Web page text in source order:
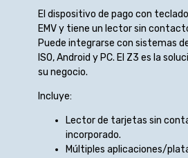
El dispositivo de pago con
EMV y tiene un lector sin
Puede integrarse con sistemas
ISO, Android y PC. El Z3 es la
su negocio.
Incluye:
Lector de tarjetas sin
incorporado.
Múltiples aplicaciones/